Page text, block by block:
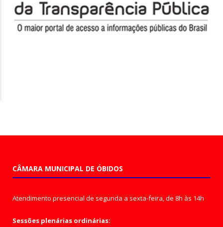
CÂMARA MUNICIPAL DE ÓBIDOS
Atendimento presencial de segunda a sexta-feira, de 8h às 14h
Sessões plenárias ordinárias: